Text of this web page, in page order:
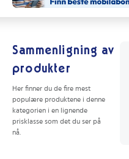
Sammenligning av
produkter
Her finner du de fire mest
populære produktene i denne
kategorien i en lignende
prisklasse som det du ser på
nå.